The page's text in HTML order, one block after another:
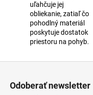
uľahčuje jej
obliekanie, zatiaľ čo
pohodlný materiál
poskytuje dostatok
priestoru na pohyb.
Odoberať newsletter